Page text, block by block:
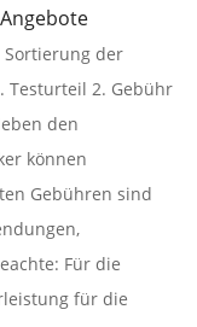
Sortierung der
Testurteil 2. Gebühr
den
können
Gebühren sind
Für die
für die